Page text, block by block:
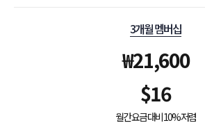
3개월 멤버십
₩21,600
$16
월간 요금 대비 10% 저렴